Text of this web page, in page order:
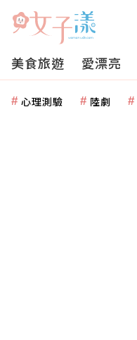
美食旅遊 愛漂亮
心理測驗 陸劇